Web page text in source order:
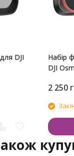
DJI
Набір
DJI
2 250